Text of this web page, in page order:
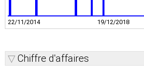
22/11/2014 19/12/2018
Chiffre d'affaires